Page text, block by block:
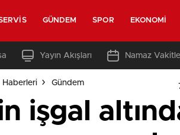
GÜNDEM SPOR EKONOMI
Yayın Akışları Namaz
Haberleri Gündem
işgal